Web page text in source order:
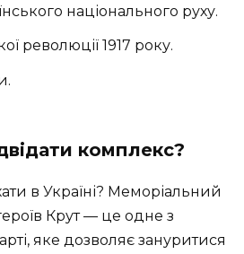
національного руху.
революції 1917 року.
комплекс?
в Україні? Меморіальний
Крут — це одне з
яке дозволяє зануритися